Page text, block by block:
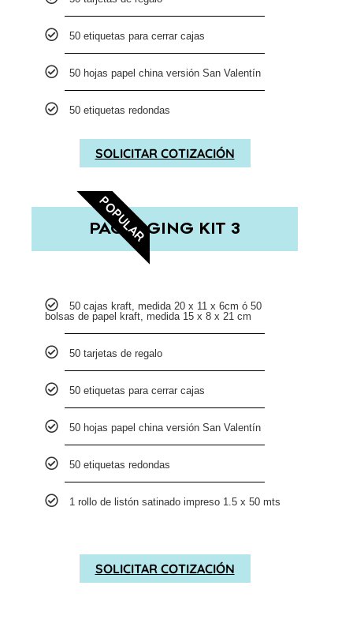
50 etiquetas para cerrar cajas
50 hojas papel china versión San Valentín
50 etiquetas redondas
SOLICITAR COTIZACIÓN
POPULAR
PACKAGING KIT 3
50 cajas kraft, medida 20 x 11 x 6cm ó 50
bolsas de papel kraft, medida 15 x 8 x 21 cm
50 tarjetas de regalo
50 etiquetas para cerrar cajas
50 hojas papel china versión San Valentín
50 etiquetas redondas
1 rollo de listón satinado impreso 1.5 x 50 mts
SOLICITAR COTIZACIÓN